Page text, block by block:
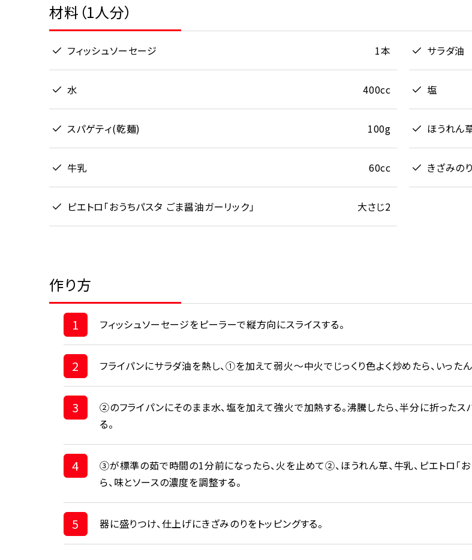
材料（1人分）
フィッシュソーセージ 1本 サラダ油
水 400cc 塩
スパゲティ(乾麺) 100g ほうれん
牛乳 60cc きざみのり
ピエトロ「おうちパスタ ごま醤油ガーリック」 大さじ2
作り方
1 フィッシュソーセージをピーラーで縦方向にスライスする。
2 フライパンにサラダ油を熱し、①を加えて弱火～中火でじっくり色よく炒めたら、いったん
3
②のフライパンにそのまま水、塩を加えて強火で加熱する。沸騰したら、半分に折った
る。
4
③が標準の茹で時間の1分前になったら、火を止めて②、ほうれん草、牛乳、ピエトロ「
ら、味とソースの濃度を調整する。
5 器に盛りつけ、仕上げにきざみのりをトッピングする。